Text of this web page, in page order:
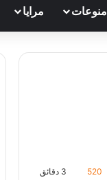
منوعات مرايا
520